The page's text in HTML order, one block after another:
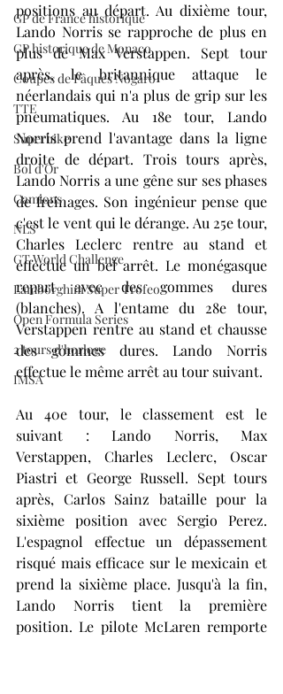
GP de France historique
GP historique de Monaco
Coupes de Pâques Nogaro
TTE
Superbike
Bol d'Or
Camions
NLS
GT World Challenge
Lamborghini Super Trofeo
Open Formula Series
2 tours d'horloge
IMSA
positions au départ. Au dixième tour,
Lando Norris se rapproche de plus en
plus de Max Verstappen. Sept tour
après, le britannique attaque le
néerlandais qui n'a plus de grip sur les
pneumatiques. Au 18e tour, Lando
Norris prend l'avantage dans la ligne
droite de départ. Trois tours après,
Lando Norris a une gêne sur ses phases
de freinages. Son ingénieur pense que
c'est le vent qui le dérange. Au 25e tour,
Charles Leclerc rentre au stand et
effectue un bel arrêt. Le monégasque
repart avec des gommes dures
(blanches). A l'entame du 28e tour,
Verstappen rentre au stand et chausse
des gommes dures. Lando Norris
effectue le même arrêt au tour suivant.
Au 40e tour, le classement est le
suivant : Lando Norris, Max
Verstappen, Charles Leclerc, Oscar
Piastri et George Russell. Sept tours
après, Carlos Sainz bataille pour la
sixième position avec Sergio Perez.
L'espagnol effectue un dépassement
risqué mais efficace sur le mexicain et
prend la sixième place. Jusqu'à la fin,
Lando Norris tient la première
position. Le pilote McLaren remporte